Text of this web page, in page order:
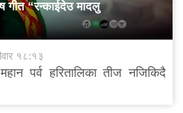
गीत “रन्काईदेउ मादलु
१८:१३
पर्व हरितालिका तीज नजिकिदै